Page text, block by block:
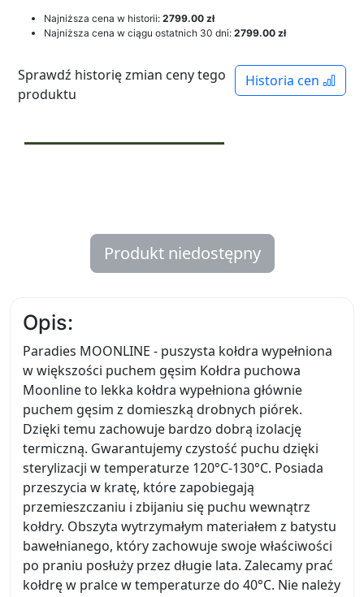
Najniższa cena w historii: 2799.00 zł
Najniższa cena w ciągu ostatnich 30 dni: 2799.00 zł
Historia cen
Sprawdź historię zmian ceny tego
produktu
Produkt niedostępny
Opis:
Paradies MOONLINE - puszysta kołdra wypełniona
w większości puchem gęsim Kołdra puchowa
Moonline to lekka kołdra wypełniona głównie
puchem gęsim z domieszką drobnych piórek.
Dzięki temu zachowuje bardzo dobrą izolację
termiczną. Gwarantujemy czystość puchu dzięki
sterylizacji w temperaturze 120°C-130°C. Posiada
przeszycia w kratę, które zapobiegają
przemieszczaniu i zbijaniu się puchu wewnątrz
kołdry. Obszyta wytrzymałym materiałem z batystu
bawełnianego, który zachowuje swoje właściwości
po praniu posłuży przez długie lata. Zalecamy prać
kołdrę w pralce w temperaturze do 40°C. Nie należy